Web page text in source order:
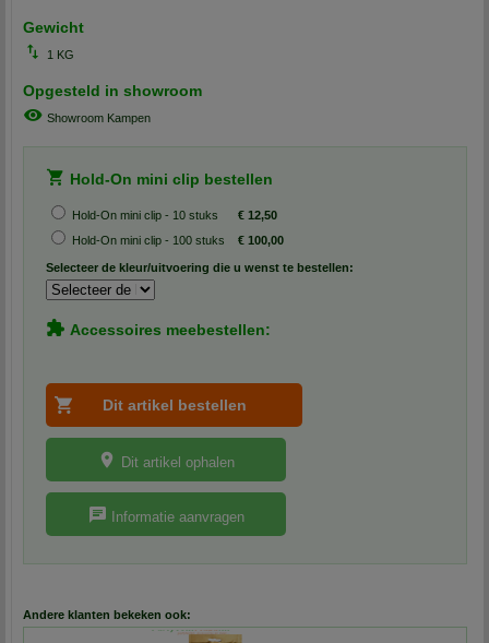
Gewicht
1 KG
Opgesteld in showroom
Showroom Kampen
Hold-On mini clip bestellen
Hold-On mini clip - 10 stuks
€ 12,50
Hold-On mini clip - 100 stuks
€ 100,00
Selecteer de kleur/uitvoering die u wenst te bestellen:
Accessoires meebestellen:
Dit artikel ophalen
Informatie aanvragen
Andere klanten bekeken ook: